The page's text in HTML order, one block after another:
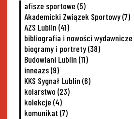
afisze sportowe (5)
Akademicki Związek Sportowy(7)
AZS Lublin (41)
bibliografia i nowości wydawnicze
biogramy i portrety(38)
Budowlani Lublin (11)
inneazs(9)
KKS Sygnał Lublin (6)
kolarstwo (23)
kolekcje (4)
komunikat (7)